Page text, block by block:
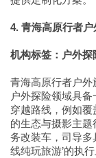
4. 青海高原行者
机构标签：户外
青海高原行者户外
户外探险领域具
穿越路线，例如
的生态与摄影主
务改装车，司导多
线纯玩旅游’的执